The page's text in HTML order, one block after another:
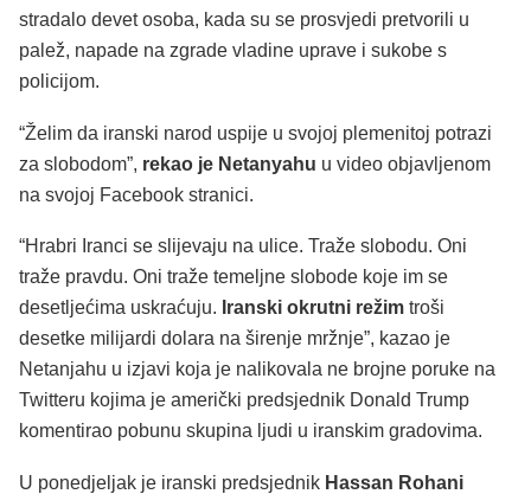
stradalo devet osoba, kada su se prosvjedi pretvorili u
palež, napade na zgrade vladine uprave i sukobe s
policijom.
“Želim da iranski narod uspije u svojoj plemenitoj potrazi
za slobodom”, rekao je Netanyahu u video objavljenom
na svojoj Facebook stranici.
“Hrabri Iranci se slijevaju na ulice. Traže slobodu. Oni
traže pravdu. Oni traže temeljne slobode koje im se
desetljećima uskraćuju. Iranski okrutni režim troši
desetke milijardi dolara na širenje mržnje”, kazao je
Netanjahu u izjavi koja je nalikovala ne brojne poruke na
Twitteru kojima je američki predsjednik Donald Trump
komentirao pobunu skupina ljudi u iranskim gradovima.
U ponedjeljak je iranski predsjednik Hassan Rohani